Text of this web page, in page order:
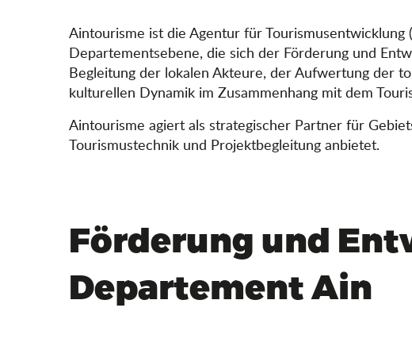
Aintourisme ist die Agentur für
Departementsebene, die sich der Förderung und
Begleitung der lokalen Akteure, der Aufwertung der
kulturellen Dynamik im Zusammenhang mit dem
Aintourisme agiert als strategischer Partner für
Tourismustechnik und Projektbegleitung anbietet.
Förderung und
Departement Ain